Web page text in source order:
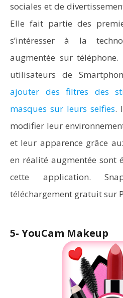
sociales et de
Elle fait partie des
s’intéresser à la
augmentée sur téléphone.
utilisateurs de
ajouter des filtres des
masques sur leurs selfies.
modifier leur
et leur apparence grâce
en réalité augmentée sont
cette application.
téléchargement gratuit sur
5- YouCam Makeup